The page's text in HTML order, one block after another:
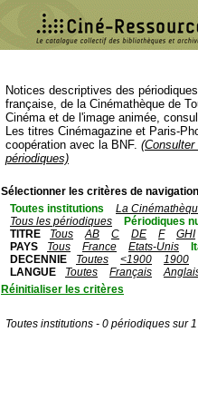
Notices descriptives des
française, de la Cinémathèque de
Cinéma et de l'image animée,
Les titres Cinémagazine et Paris-
coopération avec la BNF.
périodiques)
Sélectionner les critères de
Toutes institutions
La
Tous les périodiques
Périodiques
TITRE
Tous AB C DE F
GHI
PAYS
Tous France Etats-Unis
DECENNIE
Toutes <1900
1900
LANGUE
Toutes Français
Réinitialiser les critères
Toutes institutions - 0 périodiques sur